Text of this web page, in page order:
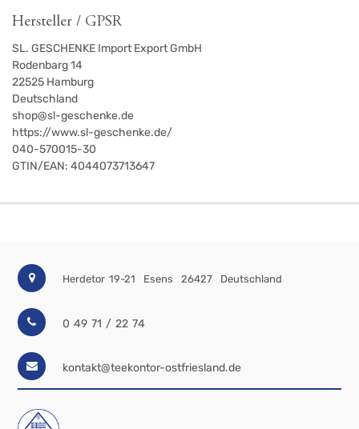
Hersteller / GPSR
SL. GESCHENKE Import Export GmbH
Rodenbarg 14
22525 Hamburg
Deutschland
shop@sl-geschenke.de
https://www.sl-geschenke.de/
040-570015-30
GTIN/EAN: 4044073713647
Herdetor 19-21 Esens 26427 Deutschland
0 49 71 / 22 74
kontakt@teekontor-ostfriesland.de